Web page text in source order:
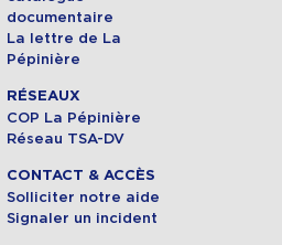
documentaire
La lettre de La
Pépinière
RÉSEAUX
COP La Pépinière
Réseau TSA-DV
CONTACT & ACCÈS
Solliciter notre aide
Signaler un incident